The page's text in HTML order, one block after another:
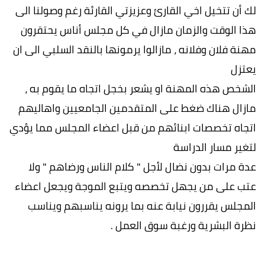
لك أن تتخيل اخي القارئ وعزيزتي القارئة رغم وصولنا الى
هذا الوقت والزمان مازال في كل مجلس أناس يحتقرون
مهنة فلان وفلانه ، مازالوا يرمونها بالنقد السلبي الى ان
يعتزل
الشخص هذه المهنة او يشعر بخجل اتجاه ما يقوم به ،
مازال هناك ضغط على المتقدمين الجامعيين واهاليهم
اتجاه تخصصات ابنائهم من قبل اعضاء المجلس مما يؤدي
لتغير مسار الدراسة
عدة مرات بدون نضال لأجل " كلام الناس ورضاهم " ولا
عتب على من يجهل تخصصه ويتبع الموجة ويجعل اعضاء
المجلس يقررون نيابة عنه بما يرونه يناسبهم ويناسب
نظرة البشرية ورغبة سوق العمل .